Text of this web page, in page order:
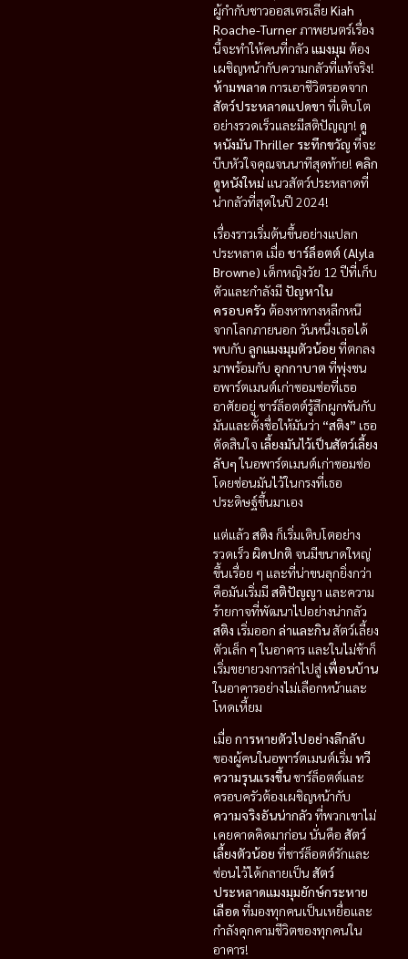
ผู้กำกับชาวออสเตรเลีย Kiah
Roache-Turnerภาพยนตร์เรื่อง
นี้จะทำให้คนที่กลัว แมงมุม ต้อง
เผชิญหน้ากับความกลัวที่แท้จริง!
ห้ามพลาด การเอาชีวิตรอดจาก
สัตว์ประหลาดแปดขา ที่เติบโต
อย่างรวดเร็วและมีสติปัญญา! ดู
หนังมันThriller ระทึกขวัญ ที่จะ
บีบหัวใจคุณจนนาทีสุดท้าย! คลิก
ดูหนังใหม่ แนวสัตว์ประหลาดที่
น่ากลัวที่สุดในปี 2024!
เรื่องราวเริ่มต้นขึ้นอย่างแปลก
ประหลาด เมื่อ ชาร์ล็อตต์ (Alyla
Browne) เด็กหญิงวัย 12 ปีที่เก็บ
ตัวและกำลังมี ปัญหาใน
ครอบครัว ต้องหาทางหลีกหนี
จากโลกภายนอก วันหนึ่งเธอได้
พบกับ ลูกแมงมุมตัวน้อย ที่ตกลง
มาพร้อมกับ อุกกาบาต ที่พุ่งชน
อพาร์ตเมนต์เก่าซอมซ่อที่เธอ
อาศัยอยู่ ชาร์ล็อตต์รู้สึกผูกพันกับ
มันและตั้งชื่อให้มันว่า “สติง” เธอ
ตัดสินใจ เลี้ยงมันไว้เป็นสัตว์เลี้ยง
ลับๆในอพาร์ตเมนต์เก่าซอมซ่อ
โดยซ่อนมันไว้ในกรงที่เธอ
ประดิษฐ์ขึ้นมาเอง
แต่แล้ว สติง ก็เริ่มเติบโตอย่าง
รวดเร็ว ผิดปกติ จนมีขนาดใหญ่
ขึ้นเรื่อย ๆ และที่น่าขนลุกยิ่งกว่า
คือมันเริ่มมี สติปัญญา และความ
ร้ายกาจที่พัฒนาไปอย่างน่ากลัว
สติง เริ่มออก ล่าและกินสัตว์เลี้ยง
ตัวเล็ก ๆ ในอาคาร และในไม่ช้าก็
เริ่มขยายวงการล่าไปสู่เพื่อนบ้าน
ในอาคารอย่างไม่เลือกหน้าและ
โหดเหี้ยม
เมื่อ การหายตัวไปอย่างลึกลับ
ของผู้คนในอพาร์ตเมนต์เริ่ม ทวี
ความรุนแรงขึ้นชาร์ล็อตต์และ
ครอบครัวต้องเผชิญหน้ากับ
ความจริงอันน่ากลัว ที่พวกเขาไม่
เคยคาดคิดมาก่อน นั่นคือ สัตว์
เลี้ยงตัวน้อย ที่ชาร์ล็อตต์รักและ
ซ่อนไว้ได้กลายเป็น สัตว์
ประหลาดแมงมุมยักษ์กระหาย
เลือด ที่มองทุกคนเป็นเหยื่อและ
กำลังคุกคามชีวิตของทุกคนใน
อาคาร!